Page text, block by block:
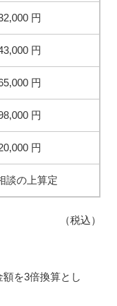
円
円
円
円
円
談の上算定
（税込）
を3倍換算とし